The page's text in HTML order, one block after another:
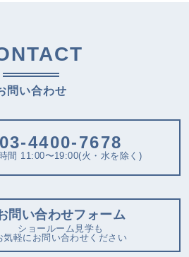
問い合わせ
03-4400-7678
間 11:00〜19:00(火・水を除く)
問い合わせフォーム
ショールーム見学も
気軽にお問い合わせください